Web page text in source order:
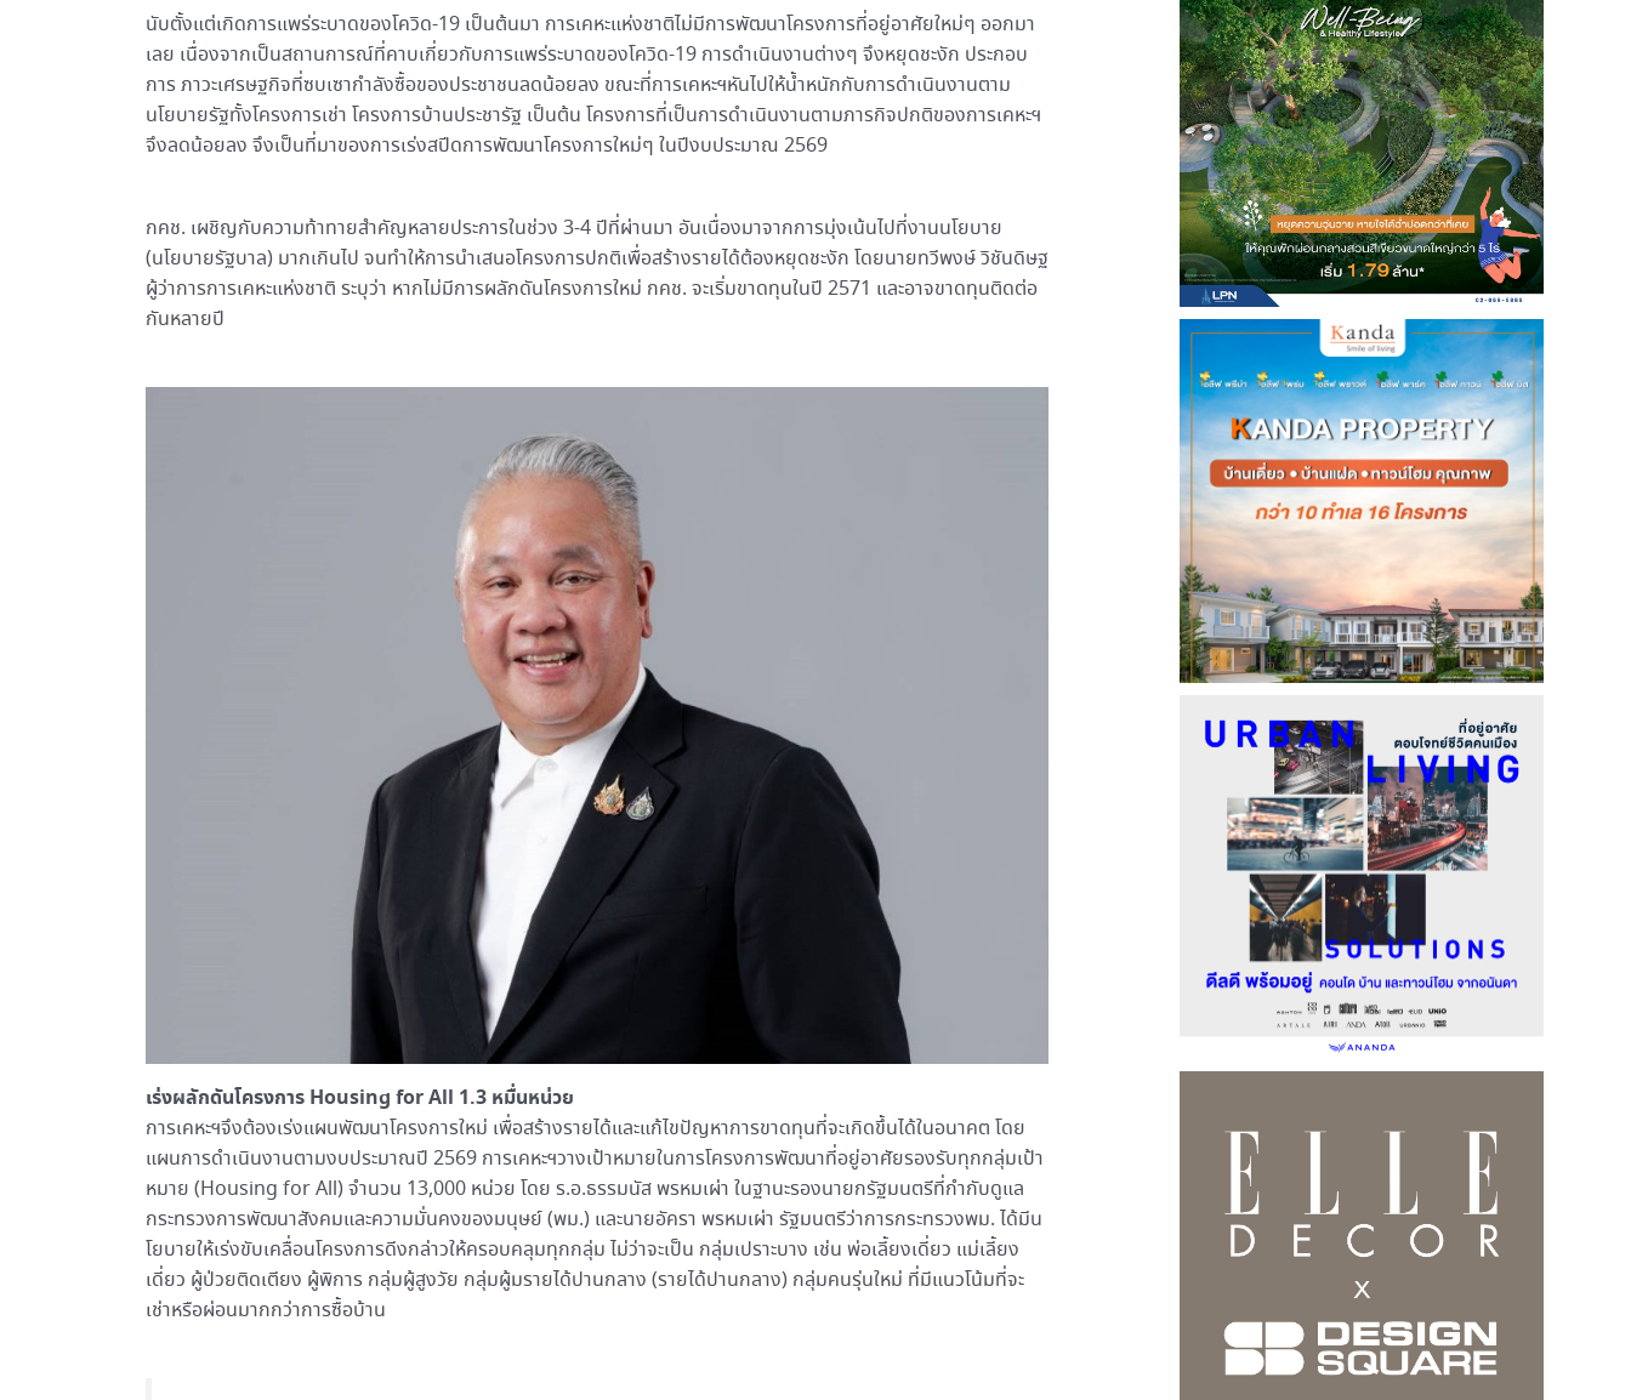
นับตั้งแต่เกิดการแพร่ระบาดของโควิด-19 เป็นต้นมา การเคหะแห่งชาติไม่มีการพัฒนาโครงการที่อยู่อาศัยใหม่ๆ ออกมา
เลย เนื่องจากเป็นสถานการณ์ที่คาบเกี่ยวกับการแพร่ระบาดของโควิด-19 การดำเนินงานต่างๆ จึงหยุดชะงัก ประกอบ
การ ภาวะเศรษฐกิจที่ซบเซากำลังซื้อของประชาชนลดน้อยลง ขณะที่การเคหะฯหันไปให้น้ำหนักกับการดำเนินงานตาม
นโยบายรัฐทั้งโครงการเช่า โครงการบ้านประชารัฐ เป็นต้น โครงการที่เป็นการดำเนินงานตามภารกิจปกติของการเคหะฯ
จึงลดน้อยลง จึงเป็นที่มาของการเร่งสปีดการพัฒนาโครงการใหม่ๆ ในปีงบประมาณ 2569
กคช. เผชิญกับความท้าทายสำคัญหลายประการในช่วง 3-4 ปีที่ผ่านมา อันเนื่องมาจากการมุ่งเน้นไปที่งานนโยบาย
(นโยบายรัฐบาล) มากเกินไป จนทำให้การนำเสนอโครงการปกติเพื่อสร้างรายได้ต้องหยุดชะงัก โดยนายทวีพงษ์ วิชันดิษฐ
ผู้ว่าการการเคหะแห่งชาติ ระบุว่า หากไม่มีการผลักดันโครงการใหม่ กคช. จะเริ่มขาดทุนในปี 2571 และอาจขาดทุนติดต่อ
กันหลายปี
เร่งผลักดันโครงการ Housing for All 1.3 หมื่นหน่วย
การเคหะฯจึงต้องเร่งแผนพัฒนาโครงการใหม่ เพื่อสร้างรายได้และแก้ไขปัญหาการขาดทุนที่จะเกิดขึ้นได้ในอนาคต โดย
แผนการดำเนินงานตามงบประมาณปี 2569 การเคหะฯวางเป้าหมายในการโครงการพัฒนาที่อยู่อาศัยรองรับทุกกลุ่มเป้า
หมาย (Housing for All) จำนวน 13,000 หน่วย โดย ร.อ.ธรรมนัส พรหมเผ่า ในฐานะรองนายกรัฐมนตรีที่กำกับดูแล
กระทรวงการพัฒนาสังคมและความมั่นคงของมนุษย์ (พม.) และนายอัครา พรหมเผ่า รัฐมนตรีว่าการกระทรวงพม. ได้มีน
โยบายให้เร่งขับเคลื่อนโครงการดีงกล่าวให้ครอบคลุมทุกกลุ่ม ไม่ว่าจะเป็น กลุ่มเปราะบาง เช่น พ่อเลี้ยงเดี่ยว แม่เลี้ยง
เดี่ยว ผู้ป่วยติดเตียง ผู้พิการ กลุ่มผู้สูงวัย กลุ่มผู้มรายได้ปานกลาง (รายได้ปานกลาง) กลุ่มคนรุ่นใหม่ ที่มีแนวโน้มที่จะ
เช่าหรือผ่อนมากกว่าการซื้อบ้าน